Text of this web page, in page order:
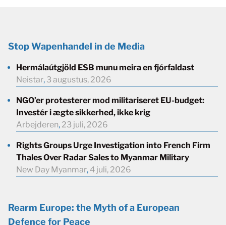
Stop Wapenhandel in de Media
Hermálaútgjöld ESB munu meira en fjórfaldast
Neistar, 3 augustus, 2026
NGO’er protesterer mod militariseret EU-budget:
Investér i ægte sikkerhed, ikke krig
Arbejderen, 23 juli, 2026
Rights Groups Urge Investigation into French Firm
Thales Over Radar Sales to Myanmar Military
New Day Myanmar, 4 juli, 2026
Rearm Europe: the Myth of a European
Defence for Peace